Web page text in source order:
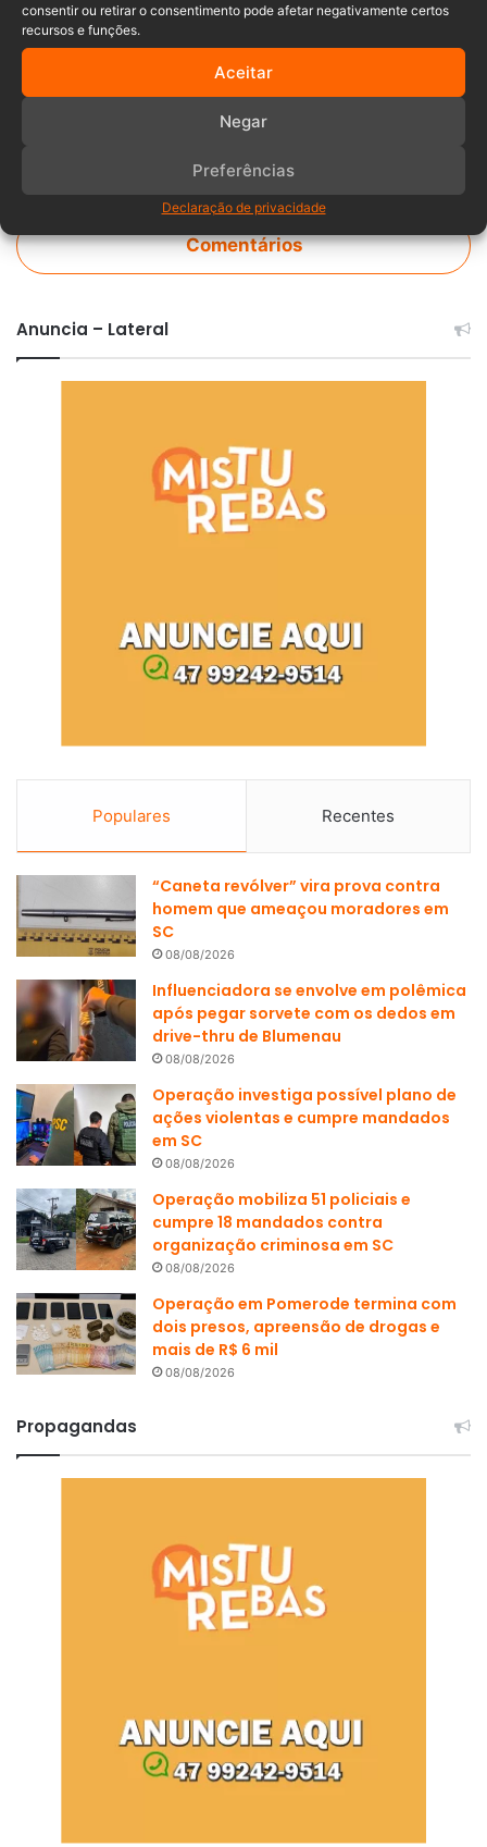
consentir ou retirar o consentimento pode afetar negativamente certos
recursos e funções.
Aceitar
Negar
Preferências
Declaração de privacidade
Santa Catarina
Comentários
Anuncia – Lateral
Populares Recentes
“Caneta revólver” vira prova contra
homem que ameaçou moradores em
SC
08/08/2026
Influenciadora se envolve em polêmica
após pegar sorvete com os dedos em
drive-thru de Blumenau
08/08/2026
Operação investiga possível plano de
ações violentas e cumpre mandados
em SC
08/08/2026
Operação mobiliza 51 policiais e
cumpre 18 mandados contra
organização criminosa em SC
08/08/2026
Operação em Pomerode termina com
dois presos, apreensão de drogas e
mais de R$ 6 mil
08/08/2026
Propagandas